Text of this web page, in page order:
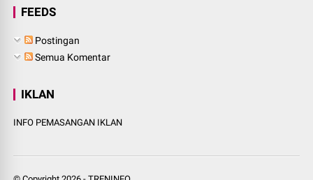
FEEDS
Postingan
Semua Komentar
IKLAN
INFO PEMASANGAN IKLAN